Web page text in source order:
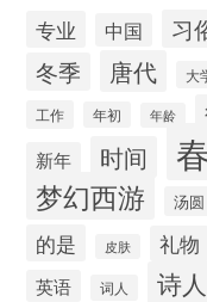
专业 中国 习
冬季 唐代 大
工作 年初 年龄
新年 时间
梦幻西游 汤圆
的是 皮肤 礼物
英语 词人 诗人